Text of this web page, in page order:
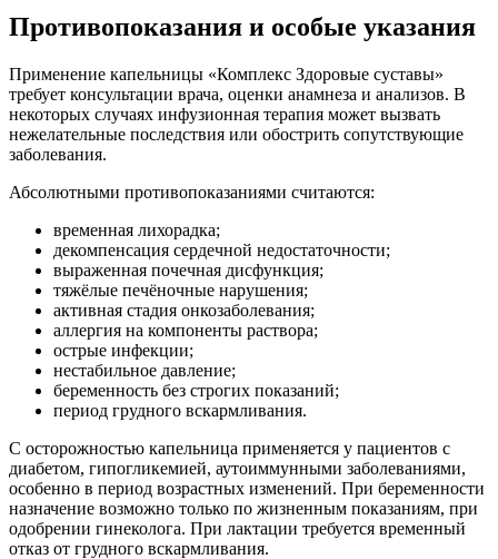
Противопоказания и особые указания
Применение капельницы «Комплекс Здоровые суставы»
требует консультации врача, оценки анамнеза и анализов. В
некоторых случаях инфузионная терапия может вызвать
нежелательные последствия или обострить сопутствующие
заболевания.
Абсолютными противопоказаниями считаются:
временная лихорадка;
декомпенсация сердечной недостаточности;
выраженная почечная дисфункция;
тяжёлые печёночные нарушения;
активная стадия онкозаболевания;
аллергия на компоненты раствора;
острые инфекции;
нестабильное давление;
беременность без строгих показаний;
период грудного вскармливания.
С осторожностью капельница применяется у пациентов с
диабетом, гипогликемией, аутоиммунными заболеваниями,
особенно в период возрастных изменений. При беременности
назначение возможно только по жизненным показаниям, при
одобрении гинеколога. При лактации требуется временный
отказ от грудного вскармливания.